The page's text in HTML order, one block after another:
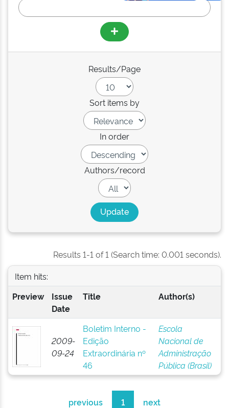
Results/Page
Sort items by
In order
Authors/record
Results 1-1 of 1 (Search time: 0.001 seconds).
Item hits:
Preview
Issue
Date
Title Author(s)
2009-
09-24
Boletim Interno -
Edição
Extraordinária nº
46
Escola
Nacional de
Administração
Pública (Brasil)
previous 1 next